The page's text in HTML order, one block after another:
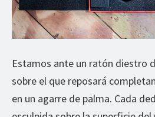
Estamos ante un ratón diestro
sobre el que reposará
en un agarre de palma. Cada